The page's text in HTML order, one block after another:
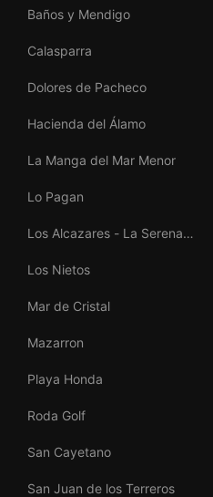
Baños y Mendigo
Calasparra
Dolores de Pacheco
Hacienda del Álamo
La Manga del Mar Menor
Lo Pagan
Los Alcazares - La Serena
Los Nietos
Mar de Cristal
Mazarron
Playa Honda
Roda Golf
San Cayetano
San Juan de los Terreros